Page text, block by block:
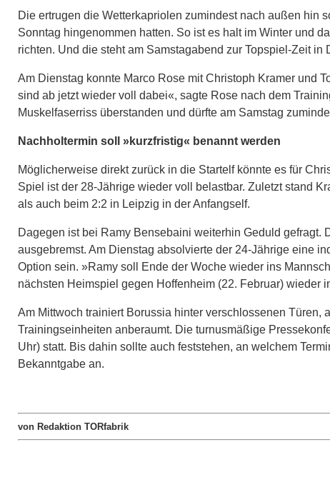
Die ertrugen die Wetterkapriolen zumindest nach außen hin
Sonntag hingenommen hatten. So ist es halt im Winter und
richten. Und die steht am Samstagabend zur Topspiel-Zeit in
Am Dienstag konnte Marco Rose mit Christoph Kramer und
sind ab jetzt wieder voll dabei«, sagte Rose nach dem
Muskelfaserriss überstanden und dürfte am Samstag
Nachholtermin soll »kurzfristig« benannt werden
Möglicherweise direkt zurück in die Startelf könnte es für
Spiel ist der 28-Jährige wieder voll belastbar. Zuletzt stand
als auch beim 2:2 in Leipzig in der Anfangself.
Dagegen ist bei Ramy Bensebaini weiterhin Geduld
ausgebremst. Am Dienstag absolvierte der 24-Jährige eine
Option sein. »Ramy soll Ende der Woche wieder ins
nächsten Heimspiel gegen Hoffenheim (22. Februar) wieder
Am Mittwoch trainiert Borussia hinter verschlossenen
Trainingseinheiten anberaumt. Die turnusmäßige
Uhr) statt. Bis dahin sollte auch feststehen, an welchem
Bekanntgabe an.
von Redaktion TORfabrik